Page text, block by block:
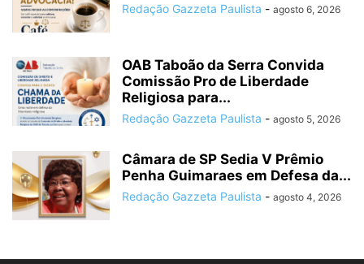
Redação Gazzeta Paulista - agosto 6, 2026
OAB Taboão da Serra Convida
Comissão Pro de Liberdade
Religiosa para...
Redação Gazzeta Paulista - agosto 5, 2026
Câmara de SP Sedia V Prêmio
Penha Guimaraes em Defesa da...
Redação Gazzeta Paulista - agosto 4, 2026